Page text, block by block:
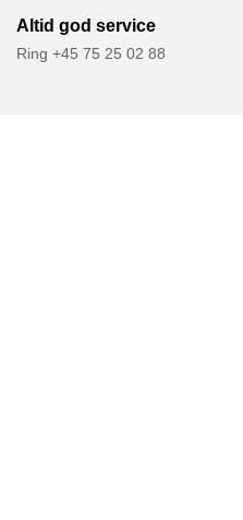
Altid god service
Ring +45 75 25 02 88